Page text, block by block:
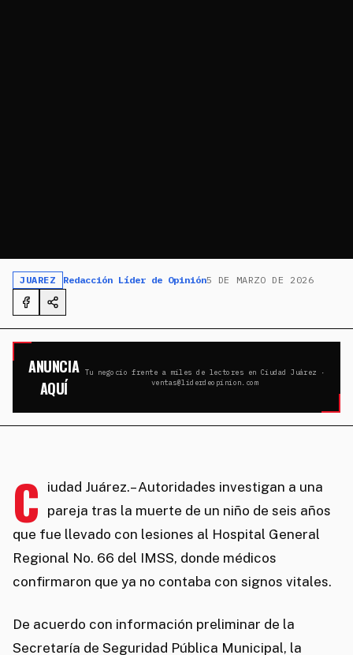
JUAREZ Redacción Líder de Opinión5 DE MARZO DE 2026
ANUNCIA
AQUÍ
Tu negocio frente a miles de lectores en Ciudad Juárez ·
ventas@liderdeopinion.com
C
iudad Juárez.– Autoridades investigan a una
pareja tras la muerte de un niño de seis años
que fue llevado con lesiones al Hospital General
Regional No. 66 del IMSS, donde médicos
confirmaron que ya no contaba con signos vitales.
De acuerdo con información preliminar de la
Secretaría de Seguridad Pública Municipal, la